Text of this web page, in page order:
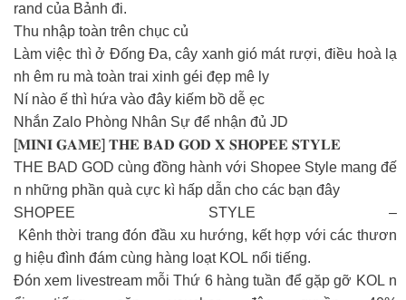
rand của Bảnh đi.
Thu nhập toàn trên chục củ
Làm việc thì ở Đống Đa, cây xanh gió mát rượi, điều hoà lạ
nh êm ru mà toàn trai xinh géi đẹp mê ly
Ní nào ế thì hứa vào đây kiếm bồ dễ ẹc
Nhắn Zalo Phòng Nhân Sự để nhận đủ JD
[𝐌𝐈𝐍𝐈 𝐆𝐀𝐌𝐄] 𝐓𝐇𝐄 𝐁𝐀𝐃 𝐆𝐎𝐃 𝐗 𝐒𝐇𝐎𝐏𝐄𝐄 𝐒𝐓𝐘𝐋𝐄
THE BAD GOD cùng đồng hành với Shopee Style mang đế
n những phần quà cực kì hấp dẫn cho các bạn đây
SHOPEE STYLE –
Kênh thời trang đón đầu xu hướng, kết hợp với các thươn
g hiệu đình đám cùng hàng loạt KOL nổi tiếng.
Đón xem livestream mỗi Thứ 6 hàng tuần để gặp gỡ KOL n